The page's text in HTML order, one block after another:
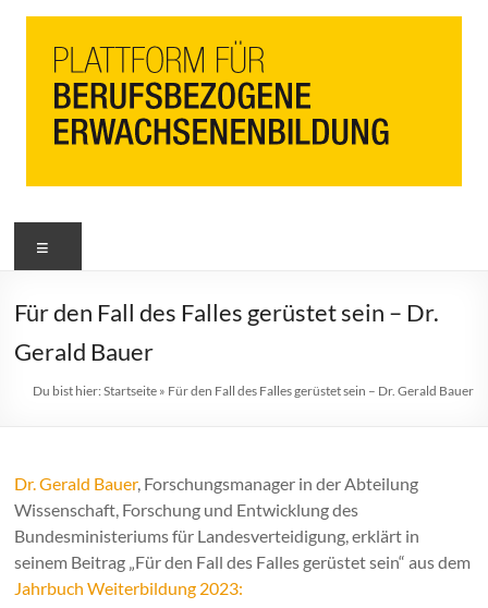
PbEB
Plattform
berufsbezogene
Für den Fall des Falles gerüstet sein – Dr.
Gerald Bauer
Du bist hier: Startseite» Für den Fall des Falles gerüstet sein – Dr. Gerald Bauer
Dr. Gerald Bauer, Forschungsmanager in der Abteilung
Wissenschaft, Forschung und Entwicklung des
Bundesministeriums für Landesverteidigung, erklärt in
seinem Beitrag „Für den Fall des Falles gerüstet sein“ aus dem
Jahrbuch Weiterbildung 2023: